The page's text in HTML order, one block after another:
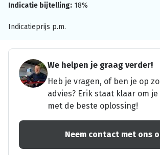
Indicatie bijtelling: 18%
Indicatieprijs p.m.
We helpen je graag verder!
Heb je vragen, of ben je op
advies? Erik staat klaar om
met de beste oplossing!
Neem contact met ons